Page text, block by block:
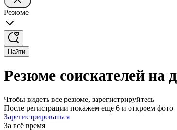
Резюме
Найти
Резюме соискателей на
Чтобы видеть все резюме, зарегистрируйтесь
После регистрации покажем ещё 6 и откроем фото
Зарегистрироваться
За всё время